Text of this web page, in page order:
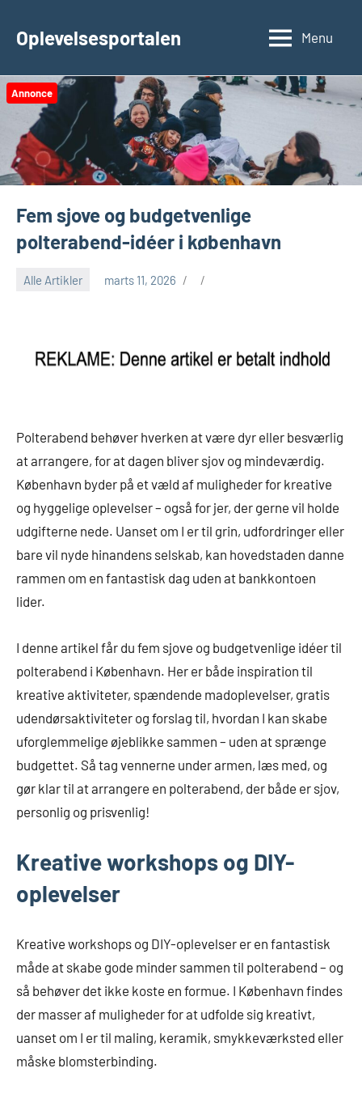
Oplevelsesportalen Menu
Annonce
Fem sjove og budgetvenlige
polterabend-idéer i københavn
Alle Artikler marts 11, 2026
Polterabend behøver hverken at være dyr eller besværlig
at arrangere, for at dagen bliver sjov og mindeværdig.
København byder på et væld af muligheder for kreative
og hyggelige oplevelser – også for jer, der gerne vil holde
udgifterne nede. Uanset om I er til grin, udfordringer eller
bare vil nyde hinandens selskab, kan hovedstaden danne
rammen om en fantastisk dag uden at bankkontoen
lider.
I denne artikel får du fem sjove og budgetvenlige idéer til
polterabend i København. Her er både inspiration til
kreative aktiviteter, spændende madoplevelser, gratis
udendørsaktiviteter og forslag til, hvordan I kan skabe
uforglemmelige øjeblikke sammen – uden at sprænge
budgettet. Så tag vennerne under armen, læs med, og
gør klar til at arrangere en polterabend, der både er sjov,
personlig og prisvenlig!
Kreative workshops og DIY-
oplevelser
Kreative workshops og DIY-oplevelser er en fantastisk
måde at skabe gode minder sammen til polterabend – og
så behøver det ikke koste en formue. I København findes
der masser af muligheder for at udfolde sig kreativt,
uanset om I er til maling, keramik, smykkeværksted eller
måske blomsterbinding.